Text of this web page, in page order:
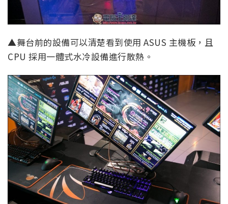
▲舞台前的設備可以清楚看到使用 ASUS 主機板，且
CPU 採用一體式水冷設備進行散熱。